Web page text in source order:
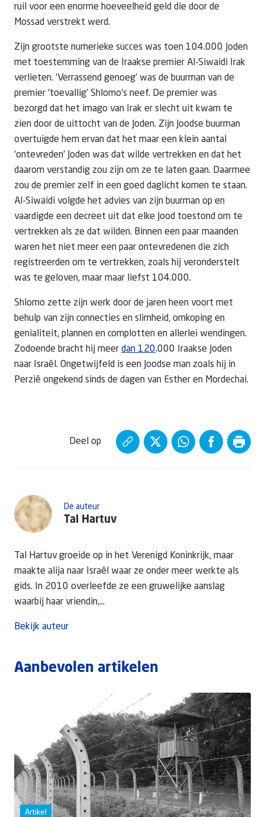
ruil voor een enorme hoeveelheid geld die door de
Mossad verstrekt werd.
Zijn grootste numerieke succes was toen 104.000 Joden
met toestemming van de Iraakse premier Al-Siwaidi Irak
verlieten. ‘Verrassend genoeg’ was de buurman van de
premier ‘toevallig’ Shlomo’s neef. De premier was
bezorgd dat het imago van Irak er slecht uit kwam te
zien door de uittocht van de Joden. Zijn Joodse buurman
overtuigde hem ervan dat het maar een klein aantal
‘ontevreden’ Joden was dat wilde vertrekken en dat het
daarom verstandig zou zijn om ze te laten gaan. Daarmee
zou de premier zelf in een goed daglicht komen te staan.
Al-Siwaidi volgde het advies van zijn buurman op en
vaardigde een decreet uit dat elke Jood toestond om te
vertrekken als ze dat wilden. Binnen een paar maanden
waren het niet meer een paar ontevredenen die zich
registreerden om te vertrekken, zoals hij veronderstelt
was te geloven, maar maar liefst 104.000.
Shlomo zette zijn werk door de jaren heen voort met
behulp van zijn connecties en slimheid, omkoping en
genialiteit, plannen en complotten en allerlei wendingen.
Zodoende bracht hij meer dan 120.000 Iraakse Joden
naar Israël. Ongetwijfeld is een Joodse man zoals hij in
Perzië ongekend sinds de dagen van Esther en Mordechai.
De auteur
Tal Hartuv
Tal Hartuv groeide op in het Verenigd Koninkrijk, maar
maakte alija naar Israël waar ze onder meer werkte als
gids. In 2010 overleefde ze een gruwelijke aanslag
waarbij haar vriendin,...
Bekijk auteur
Deel op
Aanbevolen artikelen
Artikel